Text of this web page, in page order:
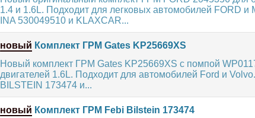
1.4 и 1.6L. Подходит для легковых автомобилей FORD
INA 530049510 и KLAXCAR...
новый Комплект ГРМ Gates KP25669XS
Новый комплект ГРМ Gates KP25669XS с помпой
двигателей 1.6L. Подходит для автомобилей Ford и
BILSTEIN 173474 и...
новый Комплект ГРМ Febi Bilstein 173474